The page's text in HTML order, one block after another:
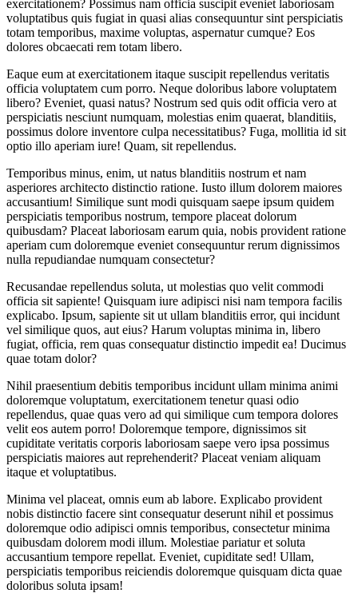
exercitationem? Possimus nam officia suscipit eveniet laboriosam
voluptatibus quis fugiat in quasi alias consequuntur sint perspiciatis
totam temporibus, maxime voluptas, aspernatur cumque? Eos
dolores obcaecati rem totam libero.
Eaque eum at exercitationem itaque suscipit repellendus veritatis
officia voluptatem cum porro. Neque doloribus labore voluptatem
libero? Eveniet, quasi natus? Nostrum sed quis odit officia vero at
perspiciatis nesciunt numquam, molestias enim quaerat, blanditiis,
possimus dolore inventore culpa necessitatibus? Fuga, mollitia id sit
optio illo aperiam iure! Quam, sit repellendus.
Temporibus minus, enim, ut natus blanditiis nostrum et nam
asperiores architecto distinctio ratione. Iusto illum dolorem maiores
accusantium! Similique sunt modi quisquam saepe ipsum quidem
perspiciatis temporibus nostrum, tempore placeat dolorum
quibusdam? Placeat laboriosam earum quia, nobis provident ratione
aperiam cum doloremque eveniet consequuntur rerum dignissimos
nulla repudiandae numquam consectetur?
Recusandae repellendus soluta, ut molestias quo velit commodi
officia sit sapiente! Quisquam iure adipisci nisi nam tempora facilis
explicabo. Ipsum, sapiente sit ut ullam blanditiis error, qui incidunt
vel similique quos, aut eius? Harum voluptas minima in, libero
fugiat, officia, rem quas consequatur distinctio impedit ea! Ducimus
quae totam dolor?
Nihil praesentium debitis temporibus incidunt ullam minima animi
doloremque voluptatum, exercitationem tenetur quasi odio
repellendus, quae quas vero ad qui similique cum tempora dolores
velit eos autem porro! Doloremque tempore, dignissimos sit
cupiditate veritatis corporis laboriosam saepe vero ipsa possimus
perspiciatis maiores aut reprehenderit? Placeat veniam aliquam
itaque et voluptatibus.
Minima vel placeat, omnis eum ab labore. Explicabo provident
nobis distinctio facere sint consequatur deserunt nihil et possimus
doloremque odio adipisci omnis temporibus, consectetur minima
quibusdam dolorem modi illum. Molestiae pariatur et soluta
accusantium tempore repellat. Eveniet, cupiditate sed! Ullam,
perspiciatis temporibus reiciendis doloremque quisquam dicta quae
doloribus soluta ipsam!